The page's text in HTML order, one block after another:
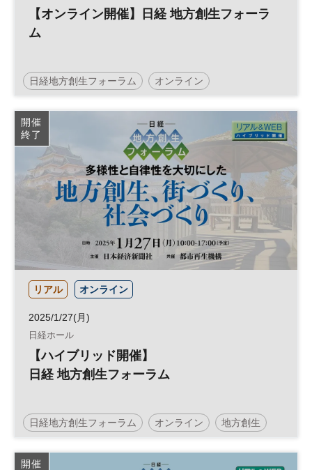
【オンライン開催】日経 地方創生フォーラ
ム
日経地方創生フォーラム オンライン
大阪・関西万博テーマウィーク 大阪・関西万博
地方創生 地域活性化 参加無料
開催
終了
リアル オンライン
2025/1/27(月)
日経ホール
【ハイブリッド開催】
日経 地方創生フォーラム
日経地方創生フォーラム オンライン 地方創生
SDGs 地域活性化 日経ホール
参加無料
開催